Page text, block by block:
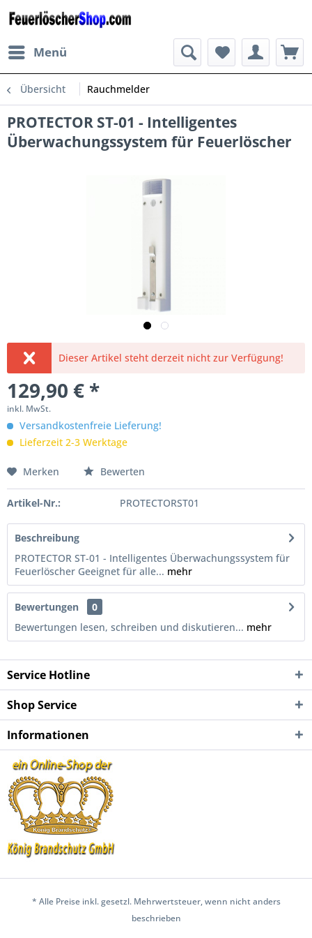
Menü
Übersicht Rauchmelder
PROTECTOR ST-01 - Intelligentes
Überwachungssystem für Feuerlöscher
Dieser Artikel steht derzeit nicht zur Verfügung!
129,90 € *
inkl. MwSt.
Versandkostenfreie Lieferung!
Lieferzeit 2-3 Werktage
Merken Bewerten
Artikel-Nr.: PROTECTORST01
Beschreibung
PROTECTOR ST-01 - Intelligentes Überwachungssystem für
Feuerlöscher Geeignet für alle... mehr
Bewertungen
0
Bewertungen lesen, schreiben und diskutieren... mehr
Service Hotline
Shop Service
Informationen
* Alle Preise inkl. gesetzl. Mehrwertsteuer, wenn nicht anders
beschrieben